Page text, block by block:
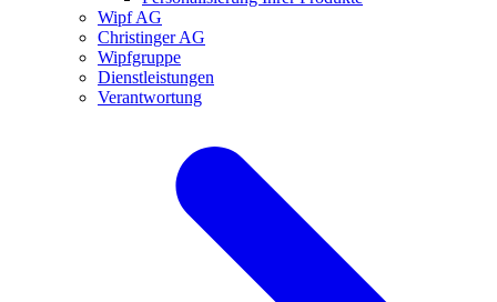
Wipf AG
Christinger AG
Wipfgruppe
Dienstleistungen
Verantwortung